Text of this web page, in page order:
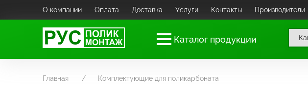
О компании Оплата Доставка Услуги Контакты Производители
Каталог продукции
Главная Комплектующие для поликарбоната